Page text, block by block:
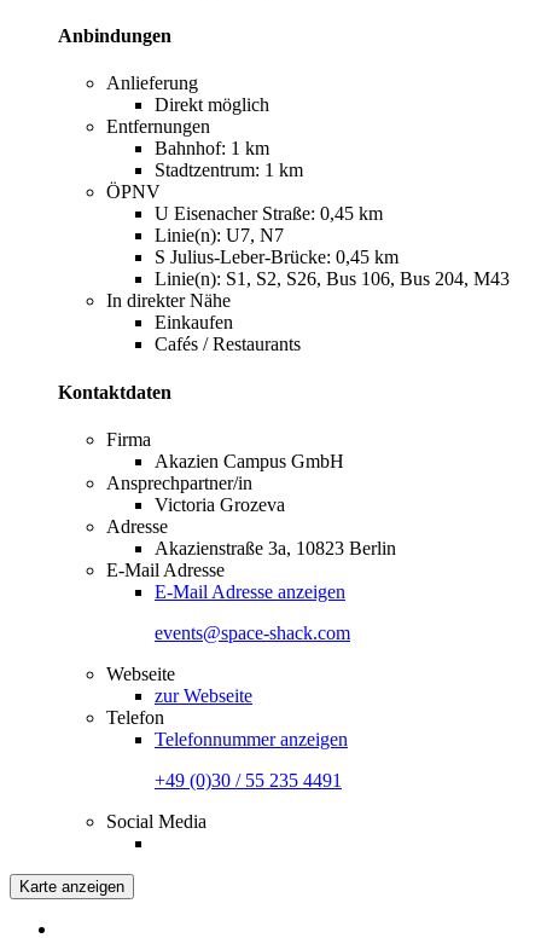
Anbindungen
Anlieferung
Direkt möglich
Entfernungen
Bahnhof: 1 km
Stadtzentrum: 1 km
ÖPNV
U Eisenacher Straße: 0,45 km
Linie(n): U7, N7
S Julius-Leber-Brücke: 0,45 km
Linie(n): S1, S2, S26, Bus 106, Bus 204, M43
In direkter Nähe
Einkaufen
Cafés / Restaurants
Kontaktdaten
Firma
Akazien Campus GmbH
Ansprechpartner/in
Victoria Grozeva
Adresse
Akazienstraße 3a, 10823 Berlin
E-Mail Adresse
E-Mail Adresse anzeigen
events@space-shack.com
Webseite
zur Webseite
Telefon
Telefonnummer anzeigen
+49 (0)30 / 55 235 4491
Social Media
Karte anzeigen